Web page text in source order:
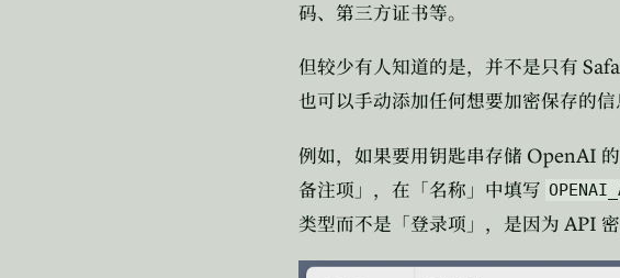
码、第三方证书等。
但较少有人知道的是，并不是只有
也可以手动添加任何想要加密保存的信
例如，如果要用钥匙串存储 OpenAI 的
备注项」，在「名称」中填写
类型而不是「登录项」，是因为 API